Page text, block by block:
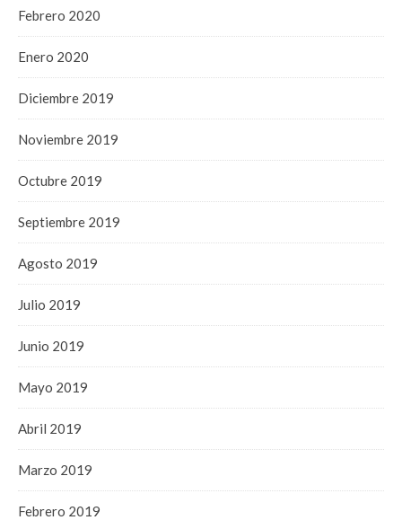
Febrero 2020
Enero 2020
Diciembre 2019
Noviembre 2019
Octubre 2019
Septiembre 2019
Agosto 2019
Julio 2019
Junio 2019
Mayo 2019
Abril 2019
Marzo 2019
Febrero 2019